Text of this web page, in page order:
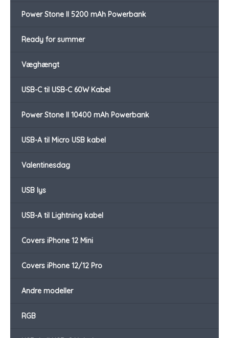
Power Stone II 5200 mAh Powerbank
Ready for summer
Væghængt
USB-C til USB-C 60W Kabel
Power Stone II 10400 mAh Powerbank
USB-A til Micro USB kabel
Valentinesdag
USB lys
USB-A til Lightning kabel
Covers iPhone 12 Mini
Covers iPhone 12/12 Pro
Andre modeller
RGB